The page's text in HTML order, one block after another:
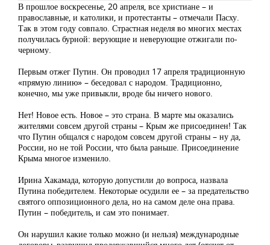
В прошлое воскресенье, 20 апреля, все христиане – и
православные, и католики, и протестанты – отмечали Пасху.
Так в этом году совпало. Страстная неделя во многих местах
получилась бурной: верующие и неверующие отжигали по-
черному.
Первым отжег Путин. Он проводил 17 апреля традиционную
«прямую линию» – беседовал с народом. Традиционно,
конечно, мы уже привыкли, вроде бы ничего нового.
Нет! Новое есть. Новое – это страна. В марте мы оказались
жителями совсем другой страны – Крым же присоединен! Так
что Путин общался с народом совсем другой страны – ну да,
России, но не той России, что была раньше. Присоединение
Крыма многое изменило.
Ирина Хакамада, которую допустили до вопроса, назвала
Путина победителем. Некоторые осудили ее – за предательство
святого оппозиционного дела, но на самом деле она права.
Путин – победитель, и сам это понимает.
Он нарушил какие только можно (и нельзя) международные